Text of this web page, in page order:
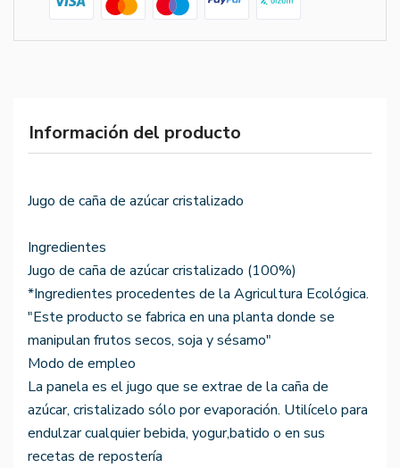
Información del producto
Jugo de caña de azúcar cristalizado
Ingredientes
Jugo de caña de azúcar cristalizado (100%)
*Ingredientes procedentes de la Agricultura Ecológica.
"Este producto se fabrica en una planta donde se
manipulan frutos secos, soja y sésamo"
Modo de empleo
La panela es el jugo que se extrae de la caña de
azúcar, cristalizado sólo por evaporación. Utilícelo para
endulzar cualquier bebida, yogur,batido o en sus
recetas de repostería